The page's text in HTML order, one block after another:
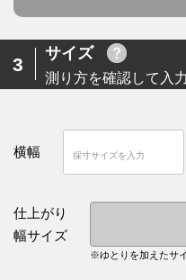
3
サイズ
測り方を確認して入
横幅
仕上がり
幅サイズ
※ゆとりを加えたサ